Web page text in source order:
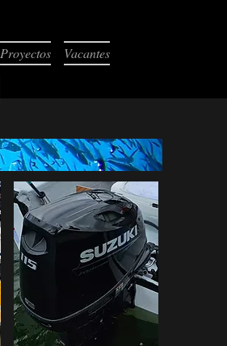
Proyectos Vacantes